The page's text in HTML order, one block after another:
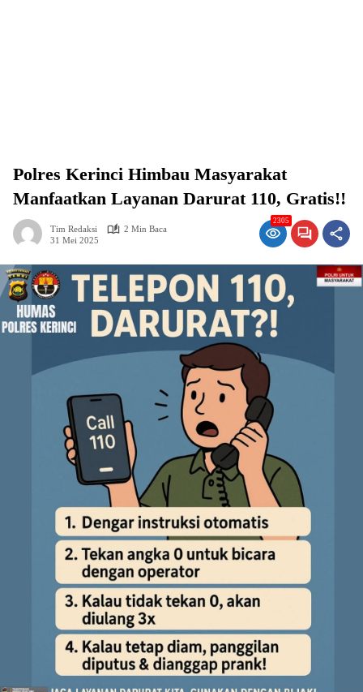
Polres Kerinci Himbau Masyarakat
Manfaatkan Layanan Darurat 110, Gratis!!
Tim Redaksi
2 Min Baca
31 Mei 2025
2305